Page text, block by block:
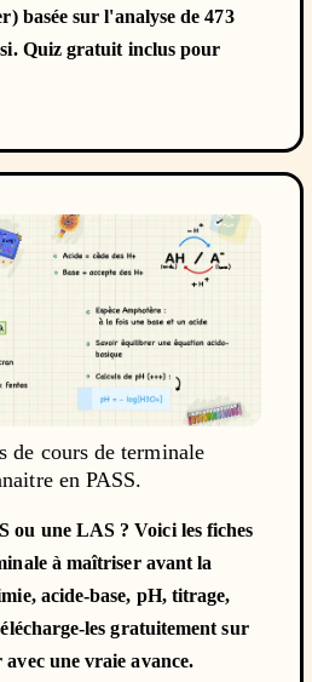
basée sur l'analyse de 473
Quiz gratuit inclus pour
de cours de terminale
en PASS.
ou une LAS ? Voici les fiches
à maîtriser avant la
acide-base, pH, titrage,
les gratuitement sur
une vraie avance.